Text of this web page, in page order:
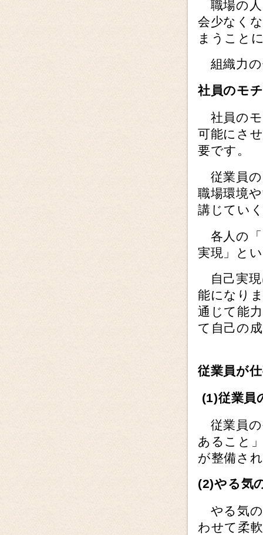
職場の人
会少なく
まうこと
組織力の
社員のモ
社員のモ
可能にさ
要です。
従業員の
職場環境
講じてい
各人の
実現」と
自己実現
能になり
通じて能
て自己の
従業員が
(1)従業員
従業員の
あること
が整備さ
(2)やる気
やる気の
わせて柔